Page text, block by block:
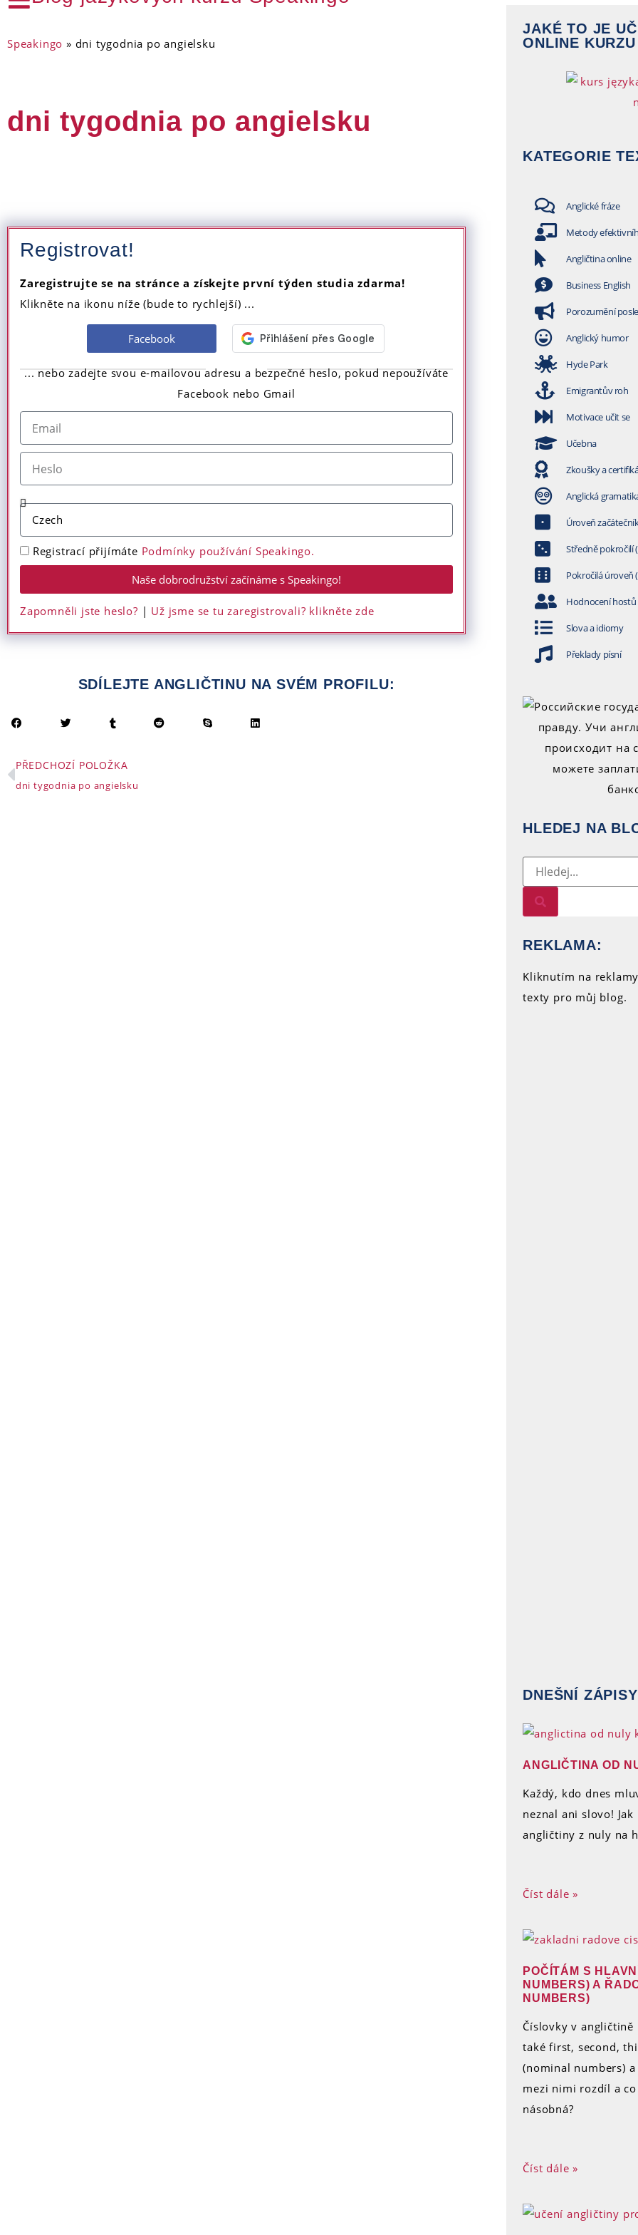
Speakingo » dni tygodnia po angielsku
dni tygodnia po angielsku
Registrovat!
Zaregistrujte se na stránce a získejte první týden studia zdarma!
Klikněte na ikonu níže (bude to rychlejší) ...
Facebook
... nebo zadejte svou e-mailovou adresu a bezpečné heslo, pokud nepoužíváte
Facebook nebo Gmail
Registrací přijímáte Podmínky používání Speakingo.
Naše dobrodružství začínáme s Speakingo!
Zapomněli jste heslo? | Už jsme se tu zaregistrovali? klikněte zde
SDÍLEJTE ANGLIČTINU NA SVÉM PROFILU:
PŘEDCHOZÍ POLOŽKA
dni tygodnia po angielsku
JAKÉ TO JE
ONLINE
KATEGORIE
Anglické fráze
Metody
Angličtina online
Business English
Porozumění
Anglický humor
Hyde Park
Emigrantův roh
Motivace učit se
Učebna
Zkoušky a
Anglická
Úroveň
Středně pokročilí
Pokročilá úroveň
Hodnocení hostů
Slova a idiomy
Překlady písní
HLEDEJ NA
REKLAMA:
Kliknutím na
texty pro můj blog.
DNEŠNÍ
ANGLIČTINA OD
Každý, kdo dnes
neznal ani slovo!
angličtiny z nuly na
Číst dále »
POČÍTÁM S
NUMBERS) A
NUMBERS)
Číslovky v
také first, second,
(nominal numbers)
mezi nimi rozdíl a
násobná?
Číst dále »